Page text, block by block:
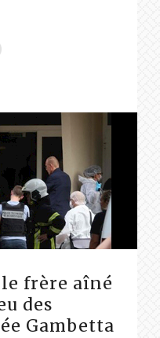
frère aîné
des
Gambetta